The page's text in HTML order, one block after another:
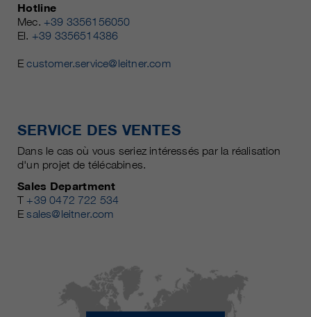
Hotline
Mec. +39 3356156050
El. +39 3356514386
Ecustomer.service@leitner.com
SERVICE DES VENTES
Dans le cas où vous seriez intéressés par la réalisation
d'un projet de télécabines.
Sales Department
T +39 0472 722 534
Esales@leitner.com